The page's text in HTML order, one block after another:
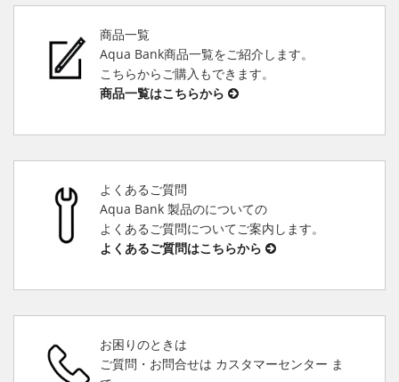
商品一覧
Aqua Bank商品一覧をご紹介します。
こちらからご購入もできます。
商品一覧はこちらから
よくあるご質問
Aqua Bank 製品のについての
よくあるご質問についてご案内します。
よくあるご質問はこちらから
お困りのときは
ご質問・お問合せは カスタマーセンター ま